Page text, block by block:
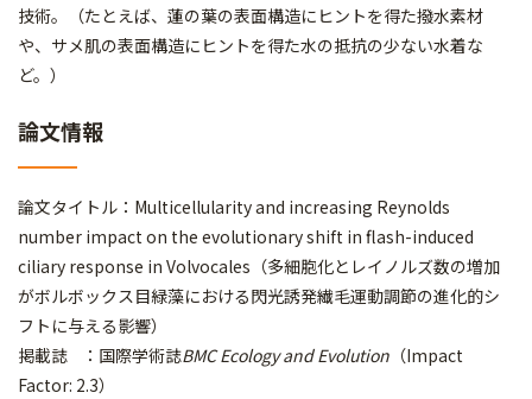
技術。（たとえば、蓮の葉の表面構造にヒントを得た撥水素材
や、サメ肌の表面構造にヒントを得た水の抵抗の少ない水着な
ど。）
論文情報
論文タイトル：Multicellularity and increasing Reynolds
number impact on the evolutionary shift in flash-induced
ciliary response in Volvocales（多細胞化とレイノルズ数の増加
がボルボックス目緑藻における閃光誘発繊毛運動調節の進化的シ
フトに与える影響）
掲載誌 ：国際学術誌BMC Ecology and Evolution （Impact
Factor: 2.3）